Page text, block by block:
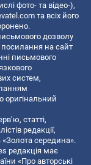
фото- та відео-),
та всіх його
дозволу
посилання на сайт
письмового
систем,
оригінальний
статті,
редакції,
середина».
редакція має
«Про авторські